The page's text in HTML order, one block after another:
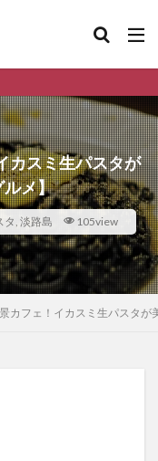
カスミ生パスタが
ルメ】
タ, 淡路島 105view
カフェ！イカスミ生パスタが